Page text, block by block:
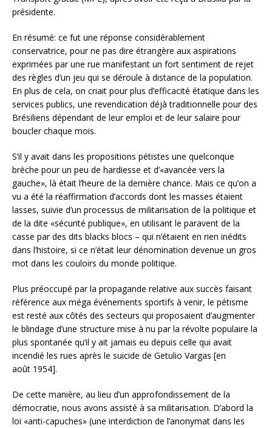
présidente.
En résumé: ce fut une réponse considérablement
conservatrice, pour ne pas dire étrangère aux aspirations
exprimées par une rue manifestant un fort sentiment de rejet
des règles d’un jeu qui se déroule à distance de la population.
En plus de cela, on criait pour plus d’efficacité étatique dans les
services publics, une revendication déjà traditionnelle pour des
Brésiliens dépendant de leur emploi et de leur salaire pour
boucler chaque mois.
S’il y avait dans les propositions pétistes une quelconque
brèche pour un peu de hardiesse et d’«avancée vers la
gauche», là était l’heure de la dernière chance. Mais ce qu’on a
vu a été la réaffirmation d’accords dont les masses étaient
lasses, suivie d’un processus de militarisation de la politique et
de la dite «sécurité publique», en utilisant le paravent de la
casse par des dits blacks blocs – qui n’étaient en rien inédits
dans l’histoire, si ce n’était leur dénomination devenue un gros
mot dans les couloirs du monde politique.
Plus préoccupé par la propagande relative aux succès faisant
référence aux méga événements sportifs à venir, le pétisme
est resté aux côtés des secteurs qui proposaient d’augmenter
le blindage d’une structure mise à nu par la révolte populaire la
plus spontanée qu’il y ait jamais eu depuis celle qui avait
incendié les rues après le suicide de Getulio Vargas [en
août 1954].
De cette manière, au lieu d’un approfondissement de la
démocratie, nous avons assisté à sa militarisation. D’abord la
loi «anti-capuches» (une interdiction de l’anonymat dans les